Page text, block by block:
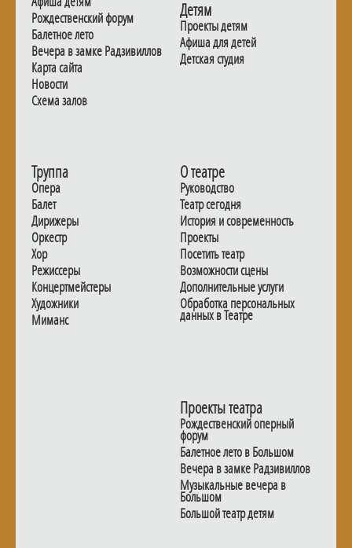
Рождественский форум
Балетное лето
Вечера в замке Радзивиллов
Карта сайта
Новости
Схема залов
Детям
Проекты детям
Афиша для детей
Детская студия
Труппа
Опера
Балет
Дирижеры
Оркестр
Хор
Режиссеры
Концертмейстеры
Художники
Миманс
О театре
Руководство
Театр сегодня
История и современность
Проекты
Посетить театр
Возможности сцены
Дополнительные услуги
Обработка персональных
данных в Театре
Проекты театра
Рождественский оперный
форум
Балетное лето в Большом
Вечера в замке Радзивиллов
Музыкальные вечера в
Большом
Большой театр детям